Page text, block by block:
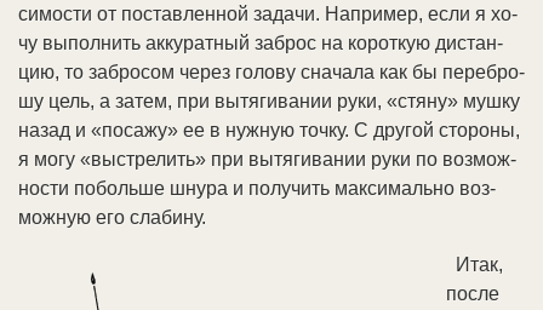
си­мо­сти от по­став­лен­ной за­да­чи. На­при­мер, ес­ли я хо­
чу вы­пол­нить ак­ку­рат­ный за­брос на ко­рот­кую дис­тан­
цию, то за­бро­сом че­рез го­ло­ву сна­ча­ла как бы пе­ре­бро­
шу цель, а за­тем, при вы­тя­ги­ва­нии ру­ки, «стя­ну» муш­ку
на­зад и «по­са­жу» ее в нуж­ную точ­ку. С дру­гой сто­ро­ны,
я мо­гу «вы­стре­лить» при вы­тя­ги­ва­нии ру­ки по воз­мож­
но­сти по­боль­ше шну­ра и по­лу­чить мак­си­маль­но воз­
мож­ную его сла­би­ну.
Итак,
по­сле